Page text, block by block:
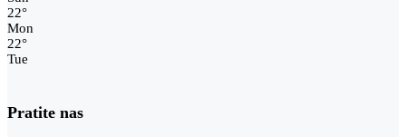
22°
Mon
22°
Tue
Pratite nas